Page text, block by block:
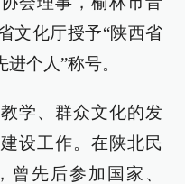
文化厅授予“陕西省
个人”称号。
学、群众文化的发
设工作。在陕北民
先后参加国家、